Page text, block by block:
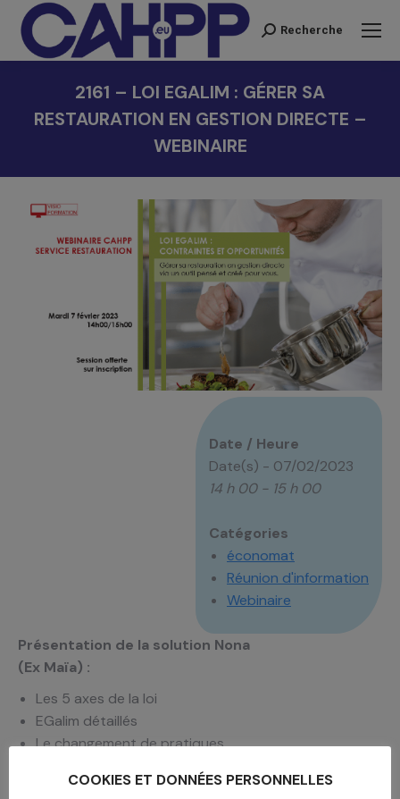
Recherche
Recherche
2161 – LOI EGALIM : GÉRER SA
RESTAURATION EN GESTION DIRECTE –
WEBINAIRE
Date / Heure
Date(s) - 07/02/2023
14 h 00 - 15 h 00
Catégories
économat
Réunion d'information
Webinaire
Présentation de la solution Nona
(Ex Maïa) :
Les 5 axes de la loi
EGalim détaillés
Le changement de pratiques
comment nona accompagne sur ce
COOKIES ET DONNÉES PERSONNELLES